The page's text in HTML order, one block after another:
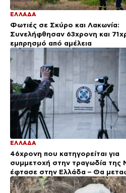
ΕΛΛΑΔΑ
Φωτιές σε Σκύρο και Λακωνία:
Συνελήφθησαν 63χρονη και
εμπρησμό από αμέλεια
ΕΛΛΑΔΑ
46χρονη που κατηγορείται για
συμμετοχή στην τραγωδία της
έφτασε στην Ελλάδα – Θα
στη ΓΑΔΑ